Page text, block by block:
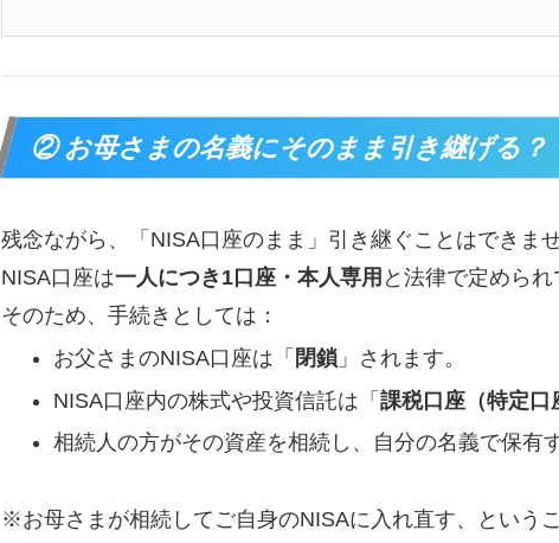
② お母さまの名義にそのまま引き継げる？
残念ながら、「NISA口座のまま」引き継ぐことはできませ
NISA口座は一人につき1口座・本人専用 と法律で定められ
そのため、手続きとしては：
お父さまのNISA口座は「 閉鎖」されます。
NISA口座内の株式や投資信託は「 課税口座（特定口
相続人の方がその資産を相続し、自分の名義で保有
※お母さまが相続してご自身のNISAに入れ直す、という